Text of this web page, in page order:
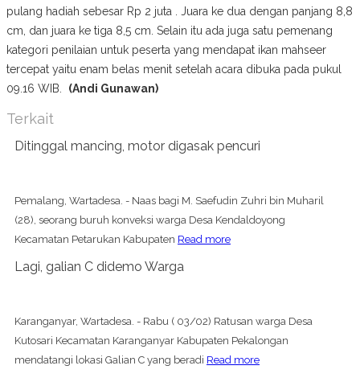
pulang hadiah sebesar Rp 2 juta . Juara ke dua dengan panjang 8,8
cm, dan juara ke tiga 8,5 cm. Selain itu ada juga satu pemenang
kategori penilaian untuk peserta yang mendapat ikan mahseer
tercepat yaitu enam belas menit setelah acara dibuka pada pukul
09.16 WIB. (Andi Gunawan)
Terkait
Ditinggal mancing, motor digasak pencuri
Pemalang, Wartadesa. - Naas bagi M. Saefudin Zuhri bin Muharil
(28), seorang buruh konveksi warga Desa Kendaldoyong
Kecamatan Petarukan Kabupaten Read more
Lagi, galian C didemo Warga
Karanganyar, Wartadesa. - Rabu ( 03/02) Ratusan warga Desa
Kutosari Kecamatan Karanganyar Kabupaten Pekalongan
mendatangi lokasi Galian C yang beradi Read more